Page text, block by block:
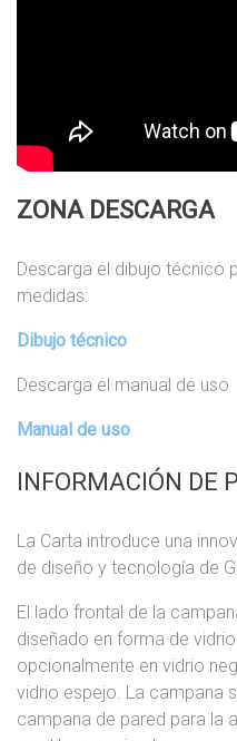
ZONA DESCARGA
Descarga el dibujo técnico
medidas:
Dibujo técnico
Descarga el manual de uso
Manual de uso
INFORMACIÓN DE
La Carta introduce una
de diseño y tecnología de
El lado frontal de la
diseñado en forma de
opcionalmente en vidrio
vidrio espejo. La campana
campana de pared para la